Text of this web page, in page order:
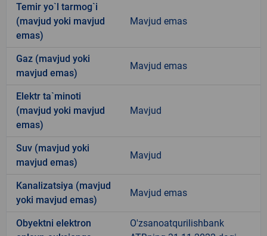
Temir yo`l tarmog`i
(mavjud yoki mavjud
emas)
Mavjud emas
Gaz (mavjud yoki
mavjud emas)
Mavjud emas
Elektr ta`minoti
(mavjud yoki mavjud
emas)
Mavjud
Suv (mavjud yoki
mavjud emas)
Mavjud
Kanalizatsiya (mavjud
yoki mavjud emas)
Mavjud emas
Obyektni elektron
O'zsanoatqurilishbank